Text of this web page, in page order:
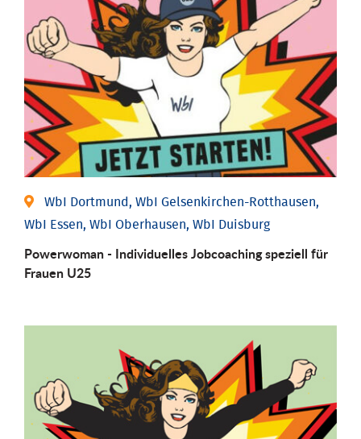
WbI Dortmund, WbI Gelsenkirchen-Rotthausen,
WbI Essen, WbI Oberhausen, WbI Duisburg
Powerwoman - Individuelles Jobcoaching speziell für
Frauen U25